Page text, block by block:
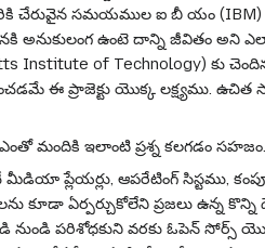
సమయముల ఐ బీ యం (IBM)
అనుకులంగ ఉంటె దాన్ని జీవితం
of Technology) కు చెందిన
ఈ ప్రాజెక్టు యొక్క లక్ష్యము.
మందికి ఇలాంటి ప్రశ్న కలగడం
ప్లేయర్లు, ఆపరేటింగ్ సిస్టము,
కూడా ఏర్పర్చుకోలేని ప్రజలు ఉన్న
పరిశోధకుని వరకు ఓపెన్